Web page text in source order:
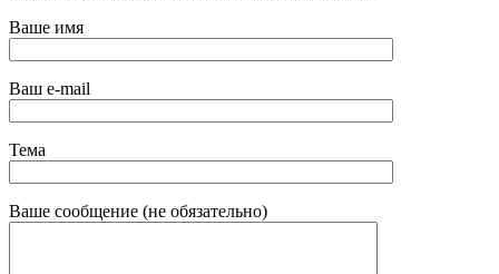
Ваше имя
Ваш e-mail
Тема
Ваше сообщение (не обязательно)